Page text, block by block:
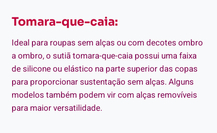
Tomara-que-caia:
Ideal para roupas sem alças ou com decotes ombro
a ombro, o sutiã tomara-que-caia possui uma faixa
de silicone ou elástico na parte superior das copas
para proporcionar sustentação sem alças. Alguns
modelos também podem vir com alças removíveis
para maior versatilidade.